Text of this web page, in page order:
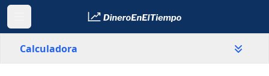
Calculadora